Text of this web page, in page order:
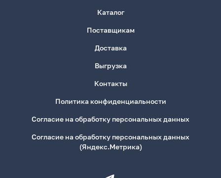
Каталог
Поставщикам
Доставка
Выгрузка
Контакты
Политика конфиденциальности
Согласие на обработку персональных данных
Согласие на обработку персональных данных
(Яндекс.Метрика)